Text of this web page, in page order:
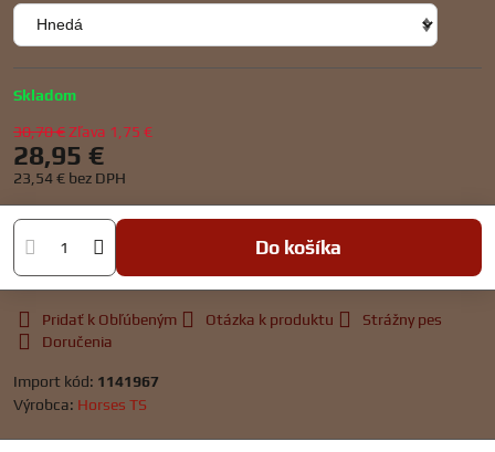
Skladom
30,70 €Zľava 1,75 €
28,95 €
23,54 € bez DPH
Do košíka
Pridať k Obľúbeným Otázka k produktu
Strážny pes
Doručenia
Import kód: 1141967
Výrobca: Horses TS